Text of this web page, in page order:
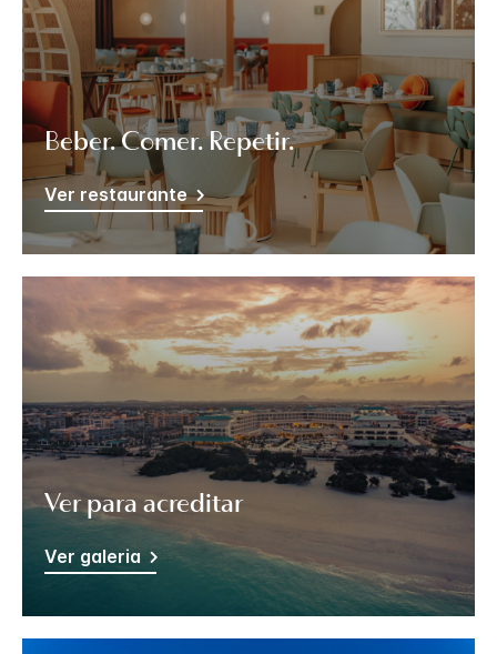
Beber. Comer. Repetir.
Ver restaurante
Ver para acreditar
Ver galeria